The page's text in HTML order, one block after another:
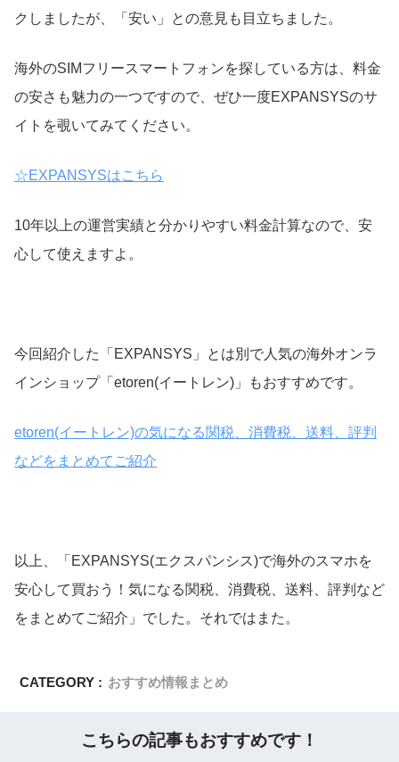
クしましたが、「安い」との意見も目立ちました。
海外のSIMフリースマートフォンを探している方は、料金
の安さも魅力の一つですので、ぜひ一度EXPANSYSのサ
イトを覗いてみてください。
☆EXPANSYSはこちら
10年以上の運営実績と分かりやすい料金計算なので、安
心して使えますよ。
今回紹介した「EXPANSYS」とは別で人気の海外オンラ
インショップ「etoren(イートレン)」もおすすめです。
etoren(イートレン)の気になる関税、消費税、送料、評判
などをまとめてご紹介
以上、「EXPANSYS(エクスパンシス)で海外のスマホを
安心して買おう！気になる関税、消費税、送料、評判など
をまとめてご紹介」でした。それではまた。
CATEGORY : おすすめ情報まとめ
こちらの記事もおすすめです！